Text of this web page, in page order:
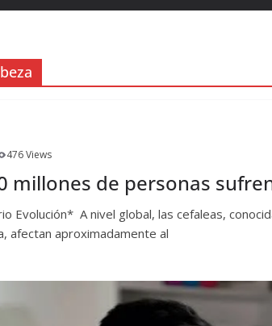
476 Views
millones de personas
Evolución* A nivel global, las cefaleas,
afectan aproximadamente al